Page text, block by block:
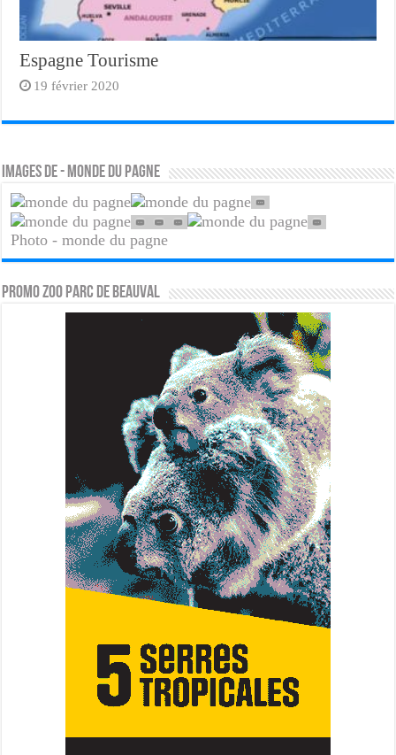
Espagne Tourisme
19 février 2020
Images de - monde du pagne
Photo - monde du pagne
PROMO ZOO PARC DE BEAUVAL